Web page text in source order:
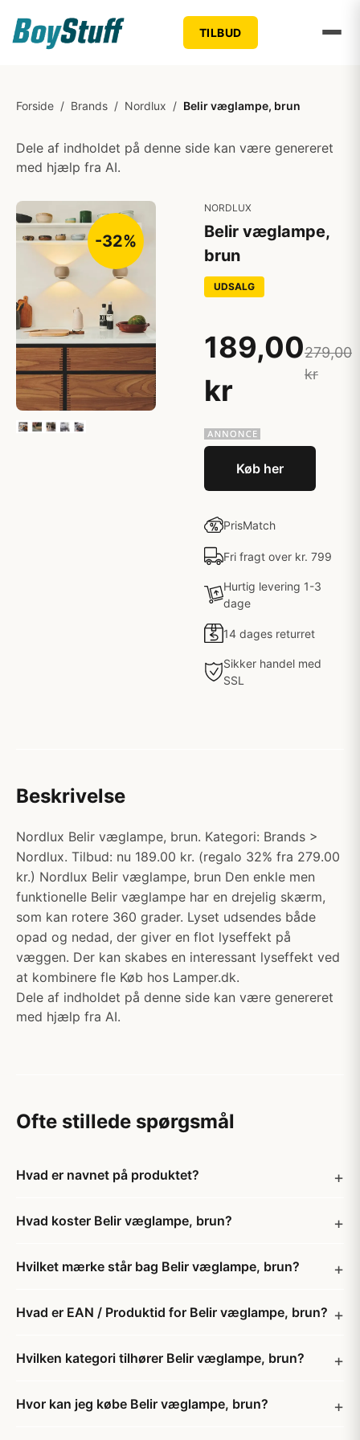
TILBUD
Forside / Brands / Nordlux / Belir væglampe, brun
Dele af indholdet på denne side kan være genereret
med hjælp fra AI.
-32%
NORDLUX
Belir væglampe,
brun
UDSALG
189,00
kr
279,00
kr
Køb her
PrisMatch
Fri fragt over kr. 799
Hurtig levering 1-3
dage
14 dages returret
Sikker handel med
SSL
Beskrivelse
Nordlux Belir væglampe, brun. Kategori: Brands >
Nordlux. Tilbud: nu 189.00 kr. (regalo 32% fra 279.00
kr.) Nordlux Belir væglampe, brun Den enkle men
funktionelle Belir væglampe har en drejelig skærm,
som kan rotere 360 grader. Lyset udsendes både
opad og nedad, der giver en flot lyseffekt på
væggen. Der kan skabes en interessant lyseffekt ved
at kombinere fle Køb hos Lamper.dk.
Dele af indholdet på denne side kan være genereret
med hjælp fra AI.
Ofte stillede spørgsmål
Hvad er navnet på produktet?
Hvad koster Belir væglampe, brun?
Hvilket mærke står bag Belir væglampe, brun?
Hvad er EAN / Produktid for Belir væglampe, brun?
Hvilken kategori tilhører Belir væglampe, brun?
Hvor kan jeg købe Belir væglampe, brun?